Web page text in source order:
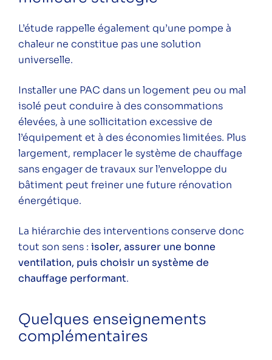
L’étude rappelle également qu’une pompe à
chaleur ne constitue pas une solution
universelle.
Installer une PAC dans un logement peu ou mal
isolé peut conduire à des consommations
élevées, à une sollicitation excessive de
l’équipement et à des économies limitées. Plus
largement, remplacer le système de chauffage
sans engager de travaux sur l’enveloppe du
bâtiment peut freiner une future rénovation
énergétique.
La hiérarchie des interventions conserve donc
tout son sens : isoler, assurer une bonne
ventilation, puis choisir un système de
chauffage performant.
Quelques enseignements
complémentaires